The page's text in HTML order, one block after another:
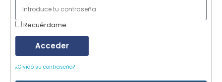
Recuérdame
Acceder
¿Olvidó su contraseña?